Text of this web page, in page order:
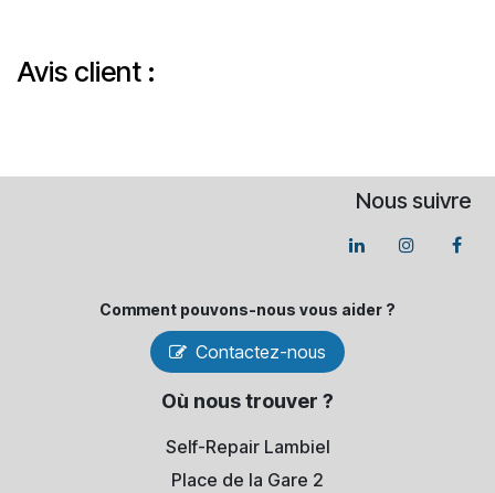
Avis client :
Nous suivre
Comment pouvons-​nous vous aider ?
Contactez-nous
Où nous trouver ?
Self-Repair Lambiel
Place de la Gare 2